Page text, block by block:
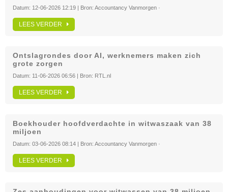
Datum: 12-06-2026 12:19 | Bron: Accountancy Vanmorgen ·
LEES VERDER
Ontslagrondes door AI, werknemers maken zich
grote zorgen
Datum: 11-06-2026 06:56 | Bron: RTL.nl
LEES VERDER
Boekhouder hoofdverdachte in witwaszaak van 38
miljoen
Datum: 03-06-2026 08:14 | Bron: Accountancy Vanmorgen ·
LEES VERDER